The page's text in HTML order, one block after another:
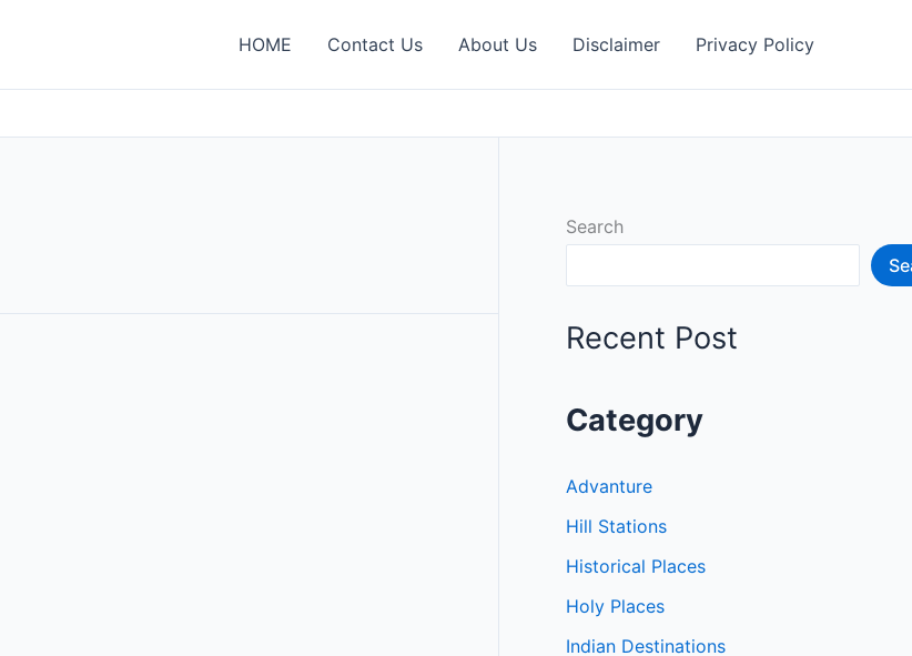
HOME Contact Us About Us Disclaimer Privacy Policy
Search
Recent Post
Category
Advanture
Hill Stations
Historical Places
Holy Places
Indian Destinations